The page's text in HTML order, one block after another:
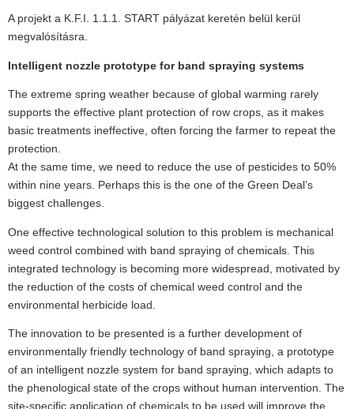
A projekt a K.F.I. 1.1.1. START pályázat keretén belül kerül
megvalósításra.
Intelligent nozzle prototype for band spraying systems
The extreme spring weather because of global warming rarely
supports the effective plant protection of row crops, as it makes
basic treatments ineffective, often forcing the farmer to repeat the
protection.
At the same time, we need to reduce the use of pesticides to 50%
within nine years. Perhaps this is the one of the Green Deal’s
biggest challenges.
One effective technological solution to this problem is mechanical
weed control combined with band spraying of chemicals. This
integrated technology is becoming more widespread, motivated by
the reduction of the costs of chemical weed control and the
environmental herbicide load.
The innovation to be presented is a further development of
environmentally friendly technology of band spraying, a prototype
of an intelligent nozzle system for band spraying, which adapts to
the phenological state of the crops without human intervention. The
site-specific application of chemicals to be used will improve the